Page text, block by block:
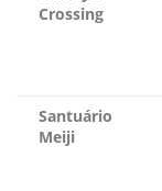
Crossing
Santuário
Meiji